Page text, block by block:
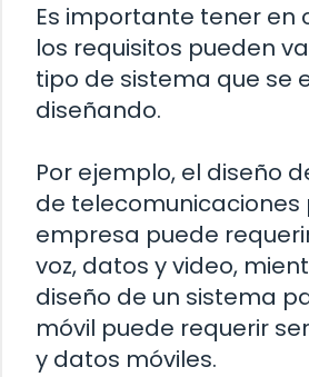
Es importante tener en
los requisitos pueden
tipo de sistema que se
diseñando.
Por ejemplo, el diseño
de telecomunicaciones
empresa puede
voz, datos y video,
diseño de un sistema
móvil puede requerir
y datos móviles.